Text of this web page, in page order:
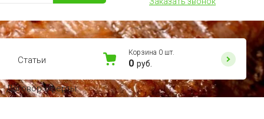
Статьи
Договор оферты
Корзина 0 шт.
0 руб.